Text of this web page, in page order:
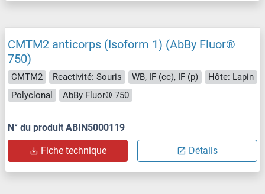
CMTM2 anticorps (Isoform 1) (AbBy Fluor®
750)
CMTM2 Reactivité: Souris WB, IF (cc), IF (p)
Hôte: Lapin
Polyclonal
AbBy Fluor® 750
N° du produit ABIN5000119
Fiche technique Détails